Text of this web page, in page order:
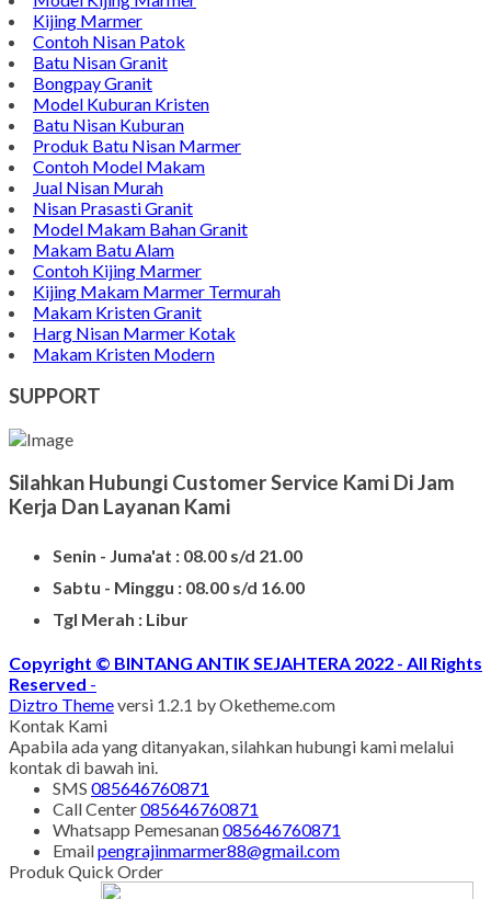
Model Plakat Vandel Unik
Contoh Vandel
Contoh Nisan Batu Kali
Batu Nisan Granit Hitam
Model Batu Nisan
Kijing Makam Marmer
Nisan Marmer
Prasasti Granit
Jual Prasasti Marmer
Nisan Salib
Jual Prasasti Granit
Nisan Batu Salib Murah
Model Kijing Marmer
Kijing Marmer
Contoh Nisan Patok
Batu Nisan Granit
Bongpay Granit
Model Kuburan Kristen
Batu Nisan Kuburan
Produk Batu Nisan Marmer
Jual Nisan Murah
Nisan Prasasti Granit
Model Makam Bahan Granit
Makam Batu Alam
Kijing Makam Marmer Termurah
Harg Nisan Marmer Kotak
Makam Kristen Modern
SUPPORT
Silahkan Hubungi Customer Service Kami Di Jam
Kerja Dan Layanan Kami
Senin - Juma'at : 08.00 s/d 21.00
Sabtu - Minggu : 08.00 s/d 16.00
Tgl Merah : Libur